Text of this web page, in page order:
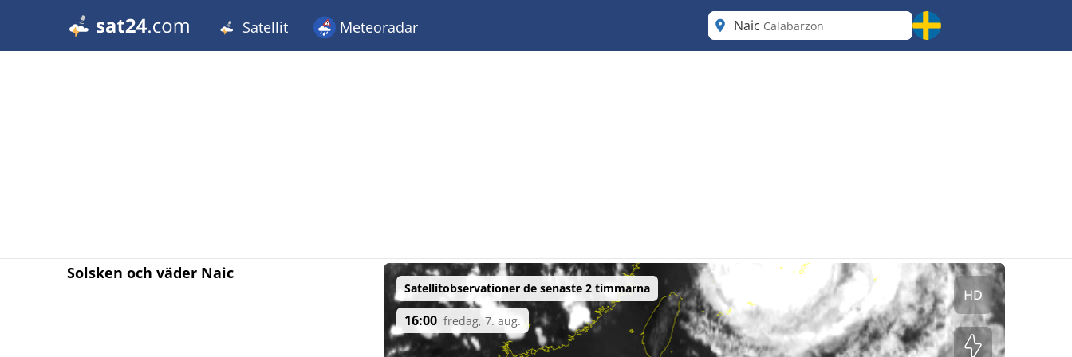
Satellit Meteoradar Naic Calabarzon
Solsken och väder Naic
Satellitobservationer de senaste 2 timmarna
16:00 fredag, 7. aug.